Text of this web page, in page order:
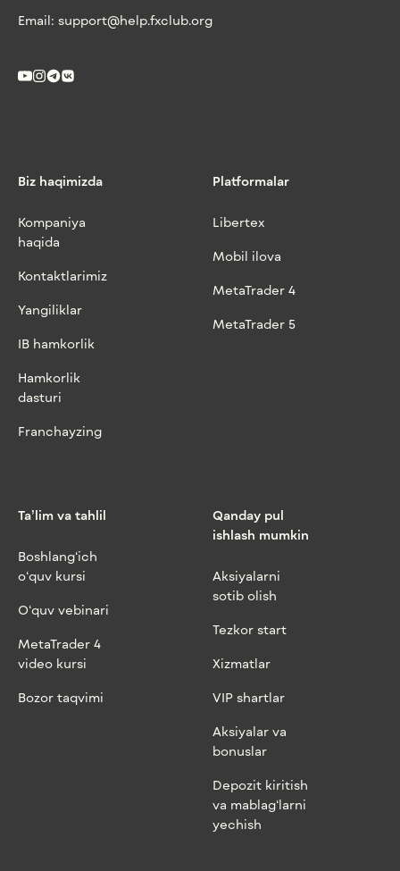
Email: support@help.fxclub.org
Biz haqimizda
Kompaniya
haqida
Kontaktlarimiz
Yangiliklar
IB hamkorlik
Hamkorlik
dasturi
Franchayzing
Platformalar
Libertex
Mobil ilova
MetaTrader 4
MetaTrader 5
Ta’lim va tahlil
Boshlang‘ich
o‘quv kursi
O‘quv vebinari
MetaTrader 4
video kursi
Bozor taqvimi
Qanday pul
ishlash mumkin
Aksiyalarni
sotib olish
Tezkor start
Xizmatlar
VIP shartlar
Aksiyalar va
bonuslar
Depozit kiritish
va mablag‘larni
yechish